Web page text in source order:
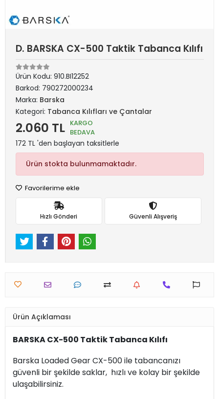
D. BARSKA CX-500 Taktik Tabanca Kılıfı
Ürün Kodu: 910.BI12252
Barkod: 790272000234
Marka: Barska
Kategori: Tabanca Kılıfları ve Çantalar
2.060 TL KARGO
BEDAVA
172 TL 'den başlayan taksitlerle
Ürün stokta bulunmamaktadır.
Favorilerime ekle
Hızlı Gönderi Güvenli Alışveriş
Ürün Açıklaması
BARSKA CX-500 Taktik Tabanca Kılıfı
Barska Loaded Gear CX-500 ile tabancanızı
güvenli bir şekilde saklar, hızlı ve kolay bir şekilde
ulaşabilirsiniz.